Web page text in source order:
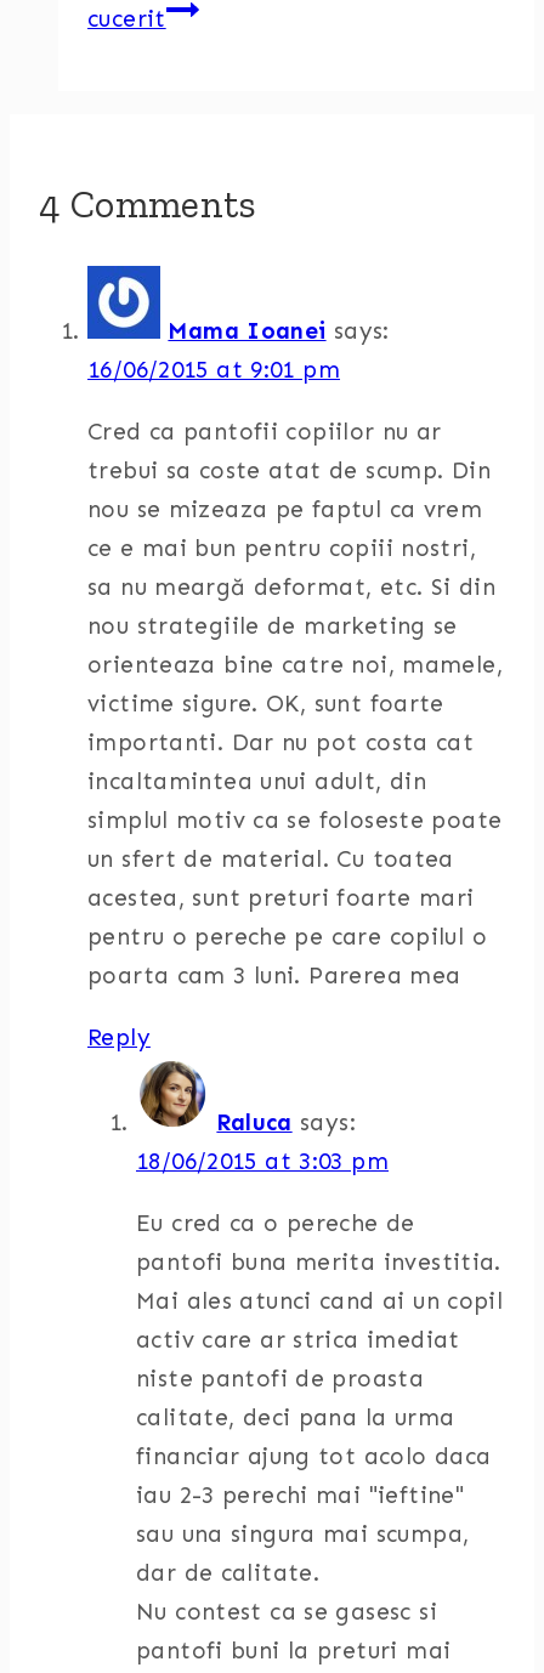
cucerit
4 Comments
Mama Ioanei says:
16/06/2015 at 9:01 pm
Cred ca pantofii copiilor nu ar
trebui sa coste atat de scump. Din
nou se mizeaza pe faptul ca vrem
ce e mai bun pentru copiii nostri,
sa nu meargă deformat, etc. Si din
nou strategiile de marketing se
orienteaza bine catre noi, mamele,
victime sigure. OK, sunt foarte
importanti. Dar nu pot costa cat
incaltamintea unui adult, din
simplul motiv ca se foloseste poate
un sfert de material. Cu toatea
acestea, sunt preturi foarte mari
pentru o pereche pe care copilul o
poarta cam 3 luni. Parerea mea
Reply
Raluca says:
18/06/2015 at 3:03 pm
Eu cred ca o pereche de
pantofi buna merita investitia.
Mai ales atunci cand ai un copil
activ care ar strica imediat
niste pantofi de proasta
calitate, deci pana la urma
financiar ajung tot acolo daca
iau 2-3 perechi mai "ieftine"
sau una singura mai scumpa,
dar de calitate.
Nu contest ca se gasesc si
pantofi buni la preturi mai